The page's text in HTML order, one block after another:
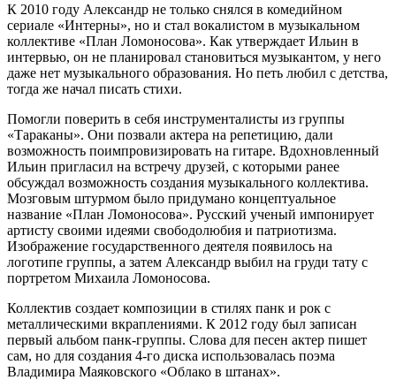
К 2010 году Александр не только снялся в комедийном
сериале «Интерны», но и стал вокалистом в музыкальном
коллективе «План Ломоносова». Как утверждает Ильин в
интервью, он не планировал становиться музыкантом, у него
даже нет музыкального образования. Но петь любил с детства,
тогда же начал писать стихи.
Помогли поверить в себя инструменталисты из группы
«Тараканы». Они позвали актера на репетицию, дали
возможность поимпровизировать на гитаре. Вдохновленный
Ильин пригласил на встречу друзей, с которыми ранее
обсуждал возможность создания музыкального коллектива.
Мозговым штурмом было придумано концептуальное
название «План Ломоносова». Русский ученый импонирует
артисту своими идеями свободолюбия и патриотизма.
Изображение государственного деятеля появилось на
логотипе группы, а затем Александр выбил на груди тату с
портретом Михаила Ломоносова.
Коллектив создает композиции в стилях панк и рок с
металлическими вкраплениями. К 2012 году был записан
первый альбом панк-группы. Слова для песен актер пишет
сам, но для создания 4-го диска использовалась поэма
Владимира Маяковского «Облако в штанах».